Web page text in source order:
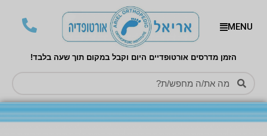
MENU
הזמן מדרסים אורטופדיים היום וקבל במקום תוך שעה בלבד!